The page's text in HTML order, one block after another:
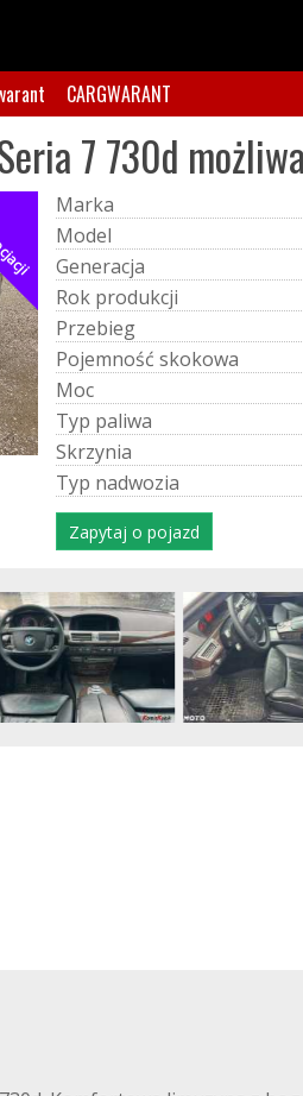
CARGWARANT
7 730d
Marka
Model
Generacja
Rok produkcji
Przebieg
Pojemność skokowa
Moc
Typ paliwa
Skrzynia
Typ nadwozia
Zapytaj o pojazd